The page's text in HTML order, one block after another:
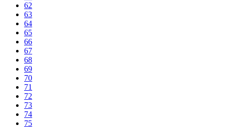
62
63
64
65
66
67
68
69
70
71
72
73
74
75